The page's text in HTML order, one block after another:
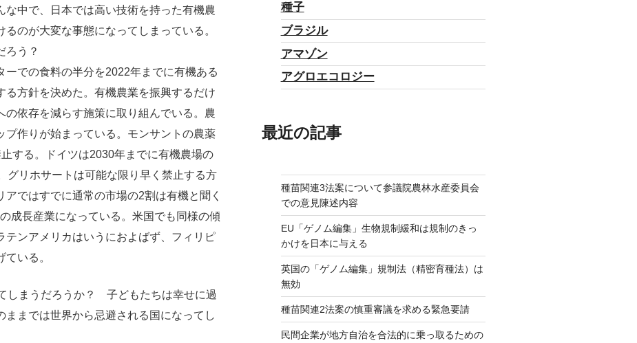
な中で、日本では高い技術を持った有機農
のが大変な事態になってしまっている。
ろう？
での食料の半分を2022年までに有機ある
る方針を決めた。有機農業を振興するだけ
の依存を減らす施策に取り組んでいる。農
プ作りが始まっている。モンサントの農薬
する。ドイツは2030年までに有機農場の
グリホサートは可能な限り早く禁止する方
ではすでに通常の市場の2割は有機と聞く
成長産業になっている。米国でも同様の傾
テンアメリカはいうにおよばず、フィリピ
いる。
しまうだろうか？ 子どもたちは幸せに過
までは世界から忌避される国になってし
種子
ブラジル
アマゾン
アグロエコロジー
最近の記事
種苗関連3法案について参議院農林水産委員会
での意見陳述内容
EU「ゲノム編集」生物規制緩和は規制のきっ
かけを日本に与える
英国の「ゲノム編集」規制法（精密育種法）は
無効
種苗関連2法案の慎重審議を求める緊急要請
民間企業が地方自治を合法的に乗っ取るための